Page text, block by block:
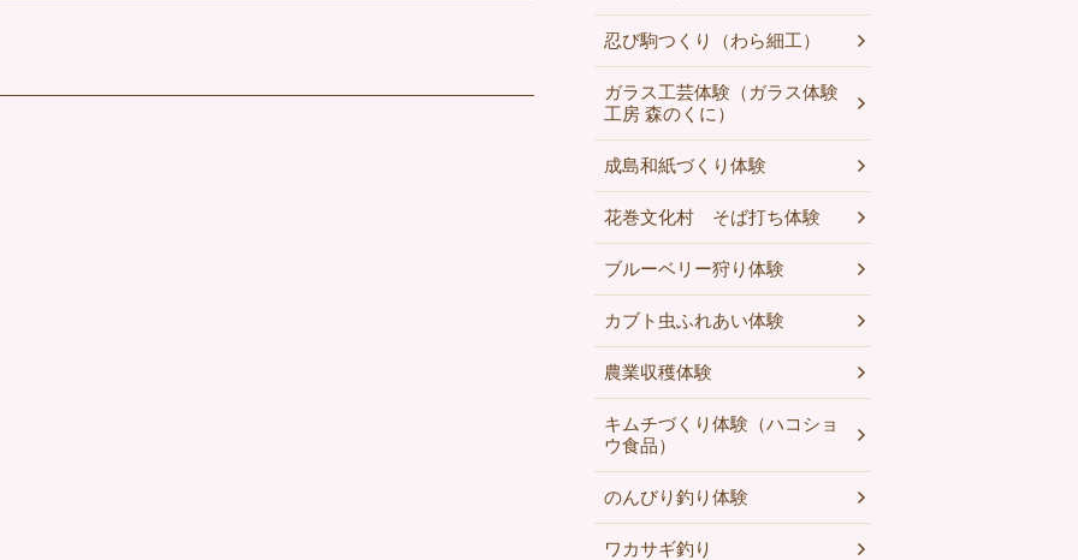
忍び駒つくり（わら細工）
ガラス工芸体験（ガラス体験
工房 森のくに）
成島和紙づくり体験
花巻文化村 そば打ち体験
ブルーベリー狩り体験
カブト虫ふれあい体験
農業収穫体験
キムチづくり体験（ハコショ
ウ食品）
のんびり釣り体験
ワカサギ釣り